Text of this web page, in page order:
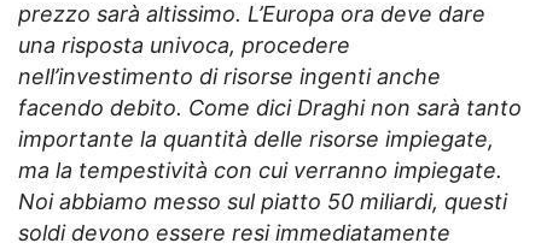
prezzo sarà altissimo. L’Europa ora deve dare
una risposta univoca, procedere
nell’investimento di risorse ingenti anche
facendo debito. Come dici Draghi non sarà tanto
importante la quantità delle risorse impiegate,
ma la tempestività con cui verranno impiegate.
Noi abbiamo messo sul piatto 50 miliardi, questi
soldi devono essere resi immediatamente